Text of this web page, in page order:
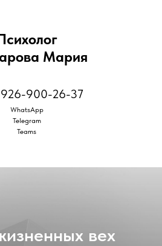
Мария
900-26-37
WhatsApp
Telegram
Teams
вех